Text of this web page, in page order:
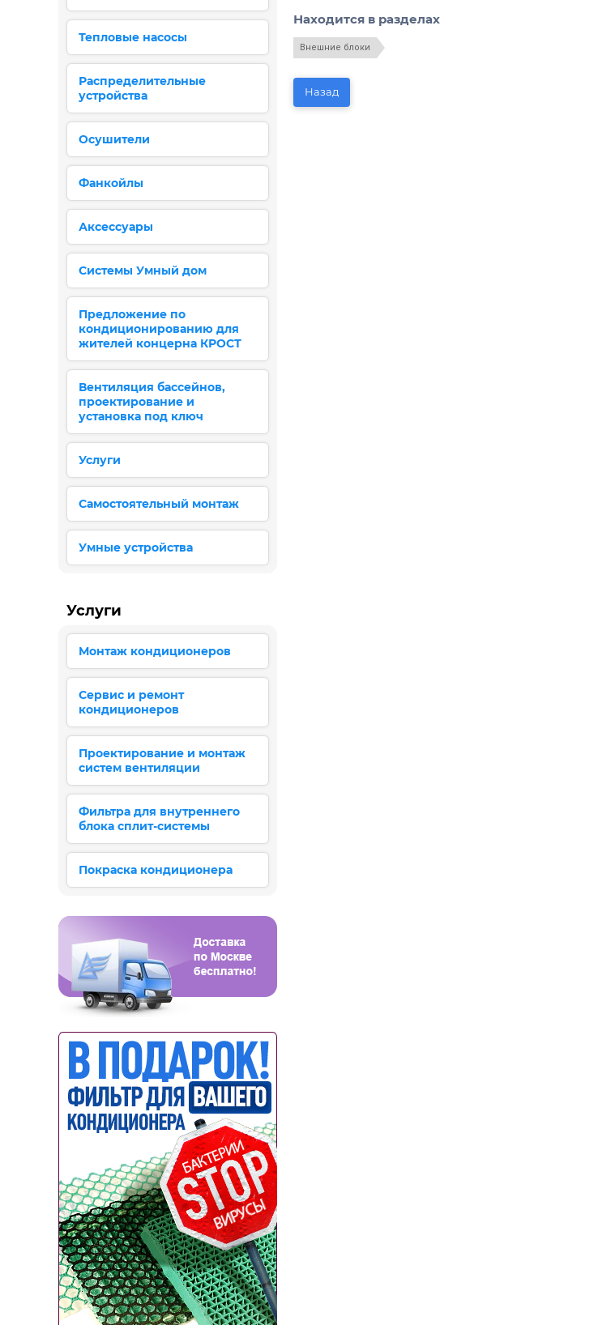
Находится в разделах
Внешние блоки
Назад
Тепловые насосы
Распределительные
устройства
Осушители
Фанкойлы
Аксессуары
Системы Умный дом
Предложение по
кондиционированию для
жителей концерна КРОСТ
Вентиляция бассейнов,
проектирование и
установка под ключ
Услуги
Самостоятельный монтаж
Умные устройства
Услуги
Монтаж кондиционеров
Сервис и ремонт
кондиционеров
Проектирование и монтаж
систем вентиляции
Фильтра для внутреннего
блока сплит-системы
Покраска кондиционера